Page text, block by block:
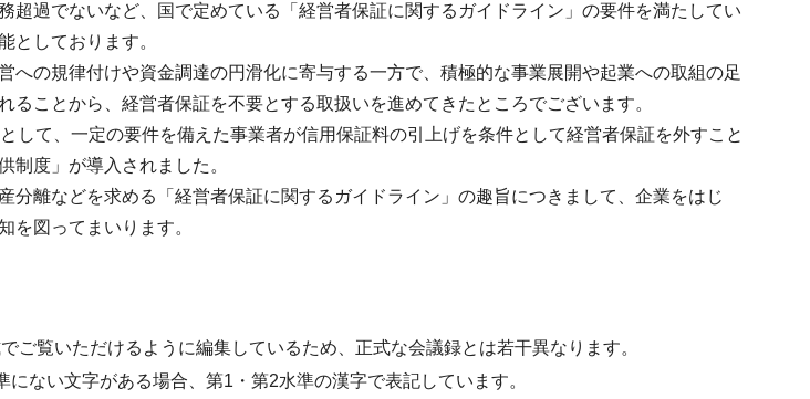
超過でないなど、国で定めている「経営者保証に関するガイドライン」の要件を満たしてい
としております。
への規律付けや資金調達の円滑化に寄与する一方で、積極的な事業展開や起業への取組の足
ることから、経営者保証を不要とする取扱いを進めてきたところでございます。
して、一定の要件を備えた事業者が信用保証料の引上げを条件として経営者保証を外すこと
制度」が導入されました。
分離などを求める「経営者保証に関するガイドライン」の趣旨につきまして、企業をはじ
を図ってまいります。
ご覧いただけるように編集しているため、正式な会議録とは若干異なります。
にない文字がある場合、第1・第2水準の漢字で表記しています。